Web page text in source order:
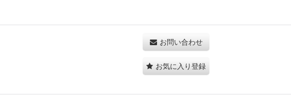
お問い合わせ
お気に入り登録